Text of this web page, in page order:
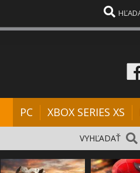
PC XBOX SERIES XS
VYHĽADAŤ